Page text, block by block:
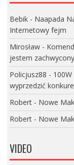
Bebik- Naapada
Internetowy fejm
Mirosław-
jestem zachwycony
Policjusz88 -
wyprzedzić
Robert- Nowe
Robert- Nowe
VIDEO